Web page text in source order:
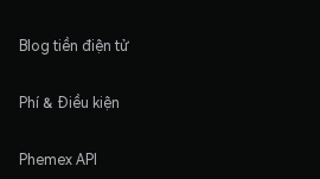
Blog tiền điện tử
Phí & Điều kiện
Phemex API